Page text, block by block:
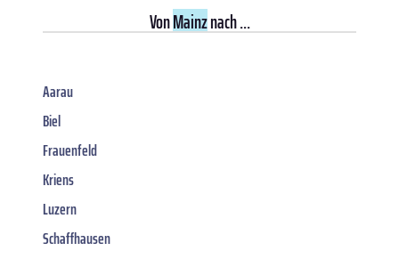
VonMainznach ...
Aarau
Biel
Frauenfeld
Kriens
Luzern
Schaffhausen